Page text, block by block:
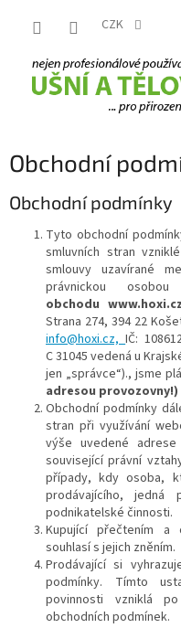
CZK
Obchodní
Obchodní podmínky
Tyto obchodní
smluvních stran
smlouvy uzavírané
právnickou osobou
obchodu www.hoxi.cz
Strana 274, 394 22
info@hoxi.cz,IČ:
C 31045 vedená u
jen „správce“)., jsme
adresou provozovny!)
Obchodní podmínky
stran při využívání
výše uvedené
související právní
případy, kdy osoba,
prodávajícího,
podnikatelské činnosti.
Kupující přečtením a
souhlasí s jejich zněním.
Prodávající si
podmínky. Tímto
povinnosti vzniklá
obchodních podmínek.